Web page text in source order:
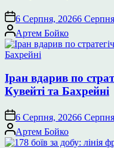
6 Серпня, 20266
Опубліковано
Артем Бойко
Іран вдарив по
Кувейті та Бахрейні
6 Серпня, 20266
Опубліковано
Артем Бойко